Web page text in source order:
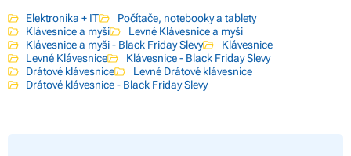
Elektronika + IT
Počítače, notebooky a tablety
Klávesnice a myši
Levné Klávesnice a myši
Klávesnice a myši - Black Friday Slevy
Klávesnice
Levné Klávesnice
Klávesnice - Black Friday Slevy
Drátové klávesnice
Levné Drátové klávesnice
Drátové klávesnice - Black Friday Slevy